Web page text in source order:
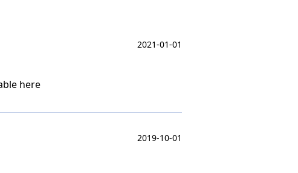
2021-01-01
here
2019-10-01